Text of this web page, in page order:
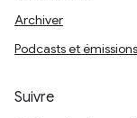
Archiver
Podcasts et émissions
Suivre